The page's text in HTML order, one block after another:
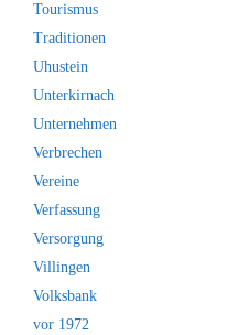
Tourismus
Traditionen
Uhustein
Unterkirnach
Unternehmen
Verbrechen
Vereine
Verfassung
Versorgung
Villingen
Volksbank
vor 1972